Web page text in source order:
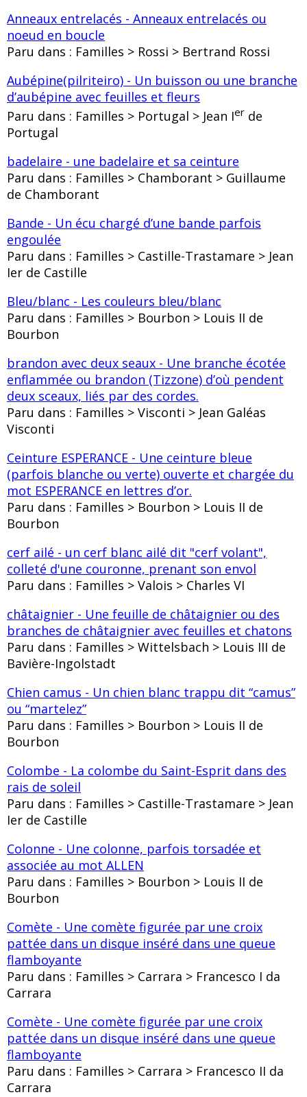
Anneaux entrelacés - Anneaux entrelacés ou
noeud en boucle
Paru dans : Familles > Rossi > Bertrand Rossi
Aubépine(pilriteiro) - Un buisson ou une branche
d’aubépine avec feuilles et fleurs
Paru dans : Familles > Portugal > Jean Ier de
Portugal
badelaire - une badelaire et sa ceinture
Paru dans : Familles > Chamborant > Guillaume
de Chamborant
Bande - Un écu chargé d’une bande parfois
engoulée
Paru dans : Familles > Castille-Trastamare > Jean
Ier de Castille
Bleu/blanc - Les couleurs bleu/blanc
Paru dans : Familles > Bourbon > Louis II de
Bourbon
brandon avec deux seaux - Une branche écotée
enflammée ou brandon (Tizzone) d’où pendent
deux sceaux, liés par des cordes.
Paru dans : Familles > Visconti > Jean Galéas
Visconti
Ceinture ESPERANCE - Une ceinture bleue
(parfois blanche ou verte) ouverte et chargée du
mot ESPERANCE en lettres d’or.
Paru dans : Familles > Bourbon > Louis II de
Bourbon
cerf ailé - un cerf blanc ailé dit "cerf volant",
colleté d'une couronne, prenant son envol
Paru dans : Familles > Valois > Charles VI
châtaignier - Une feuille de châtaignier ou des
branches de châtaignier avec feuilles et chatons
Paru dans : Familles > Wittelsbach > Louis III de
Bavière-Ingolstadt
Chien camus - Un chien blanc trappu dit “camus”
ou “martelez”
Paru dans : Familles > Bourbon > Louis II de
Bourbon
Colombe - La colombe du Saint-Esprit dans des
rais de soleil
Paru dans : Familles > Castille-Trastamare > Jean
Ier de Castille
Colonne - Une colonne, parfois torsadée et
associée au mot ALLEN
Paru dans : Familles > Bourbon > Louis II de
Bourbon
Comète - Une comète figurée par une croix
pattée dans un disque inséré dans une queue
flamboyante
Paru dans : Familles > Carrara > Francesco I da
Carrara
Comète - Une comète figurée par une croix
pattée dans un disque inséré dans une queue
flamboyante
Paru dans : Familles > Carrara > Francesco II da
Carrara